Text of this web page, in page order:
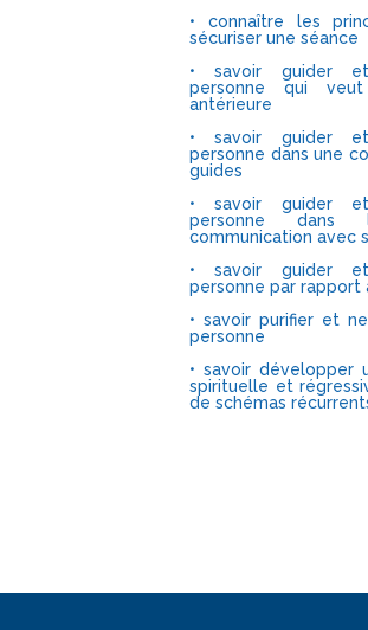
• connaître les
sécuriser une séance
• savoir guider
personne qui
antérieure
• savoir guider
personne dans une
guides
• savoir guider
personne
communication avec
• savoir guider
personne par rapport
• savoir purifier et
personne
• savoir développer
spirituelle et
de schémas